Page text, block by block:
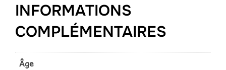
INFORMATIONS
COMPLÉMENTAIRES
Âge